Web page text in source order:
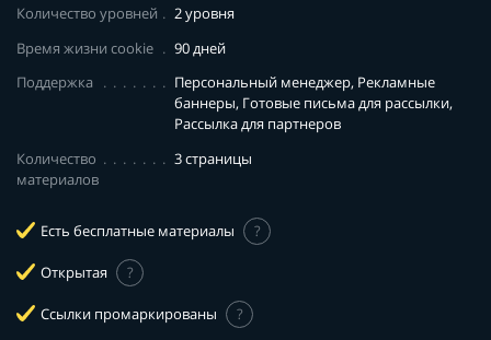
Количество уровней
2 уровня
Время жизни cookie
90 дней
Поддержка
Персональный менеджер, Рекламные
баннеры, Готовые письма для рассылки,
Рассылка для партнеров
Количество
материалов
3 страницы
Есть бесплатные материалы ?
Открытая ?
Ссылки промаркированы ?